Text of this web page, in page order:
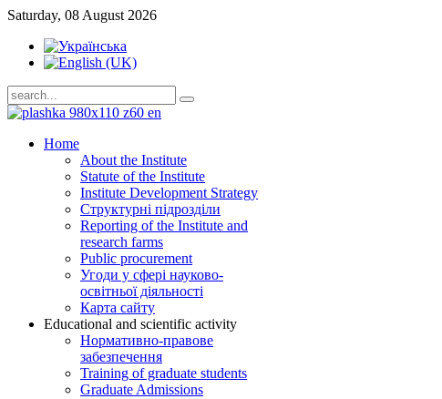
Saturday, 08 August 2026
Home
About the Institute
Statute of the Institute
Institute Development Strategy
Структурні підрозділи
Reporting of the Institute and
research farms
Public procurement
Угоди у сфері науково-
освітньої діяльності
Карта сайту
Educational and scientific activity
Нормативно-правове
забезпечення
Training of graduate students
Graduate Admissions